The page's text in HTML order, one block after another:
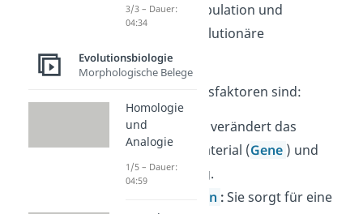
Struktur einer Population und
ermöglicht so evolutionäre
Veränderungen.
Die fünf Evolutionsfaktoren sind:
Mutation
Sie verändert das
genetische Material (Gene ) und
erfolgt zufällig.
Rekombination :Sie sorgt für eine
3/3 – Dauer:
04:34
Evolutionsbiologie
Morphologische Belege
Homologie
und
Analogie
1/5 – Dauer:
04:59